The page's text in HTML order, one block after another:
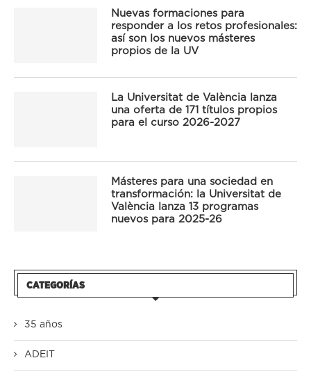
Nuevas formaciones para
responder a los retos profesionales:
así son los nuevos másteres
propios de la UV
La Universitat de València lanza
una oferta de 171 títulos propios
para el curso 2026-2027
Másteres para una sociedad en
transformación: la Universitat de
València lanza 13 programas
nuevos para 2025-26
CATEGORÍAS
35 años
ADEIT